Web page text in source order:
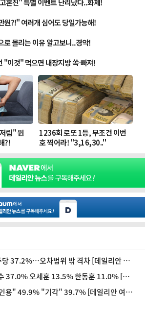
37.2%…오차범위 밖 격차 [데일리안 여
37.0% 오세훈 13.5% 한동훈 11.0% [데
용" 49.9% "기각" 39.7% [데일리안 여론